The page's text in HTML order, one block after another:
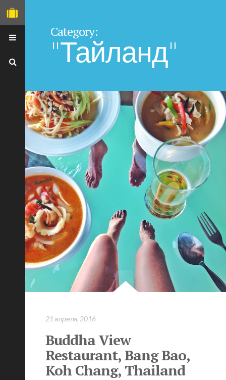
Category:
"Тайланд"
21 апреля, 2016
Buddha View
Restaurant, Bang Bao,
Koh Chang, Thailand
ГЛАВНАЯ
О СЕБЕ
TRAVEL PET
ФОТО-РЕЦЕПТЫ
МОИ МАСТХЕВЫ
ВЕЧЕРИНКИ
НЕОБЫЧНЫЕ МЕСТА
Я НА ISTOCK
БЛОГ TRAX TRIPT
(БЕЛЬГИЯ)